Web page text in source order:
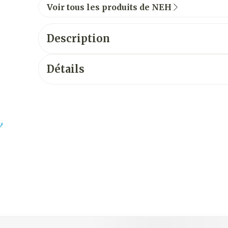
Voir tous les produits de NEH
Description
Détails